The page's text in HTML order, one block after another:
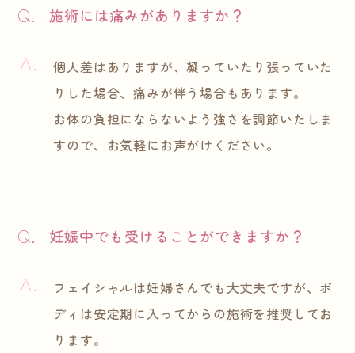
施術には痛みがありますか？
個人差はありますが、凝っていたり張っていた
りした場合、痛みが伴う場合もあります。
お体の負担にならないよう強さを調節いたしま
すので、お気軽にお声がけください。
妊娠中でも受けることができますか？
フェイシャルは妊婦さんでも大丈夫ですが、ボ
ディは安定期に入ってからの施術を推奨してお
ります。